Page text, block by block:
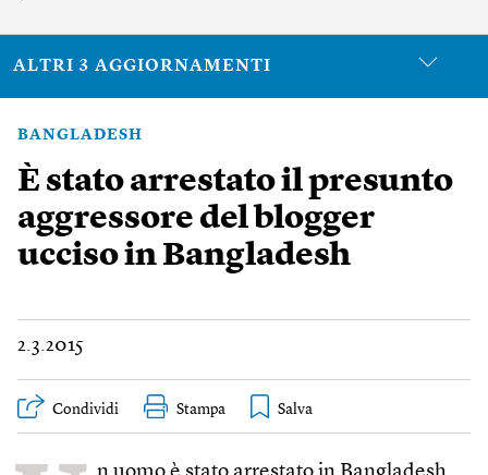
ALTRI 3 AGGIORNAMENTI
BANGLADESH
È stato arrestato il presunto
aggressore del blogger
ucciso in Bangladesh
2.3.2015
Condividi Stampa